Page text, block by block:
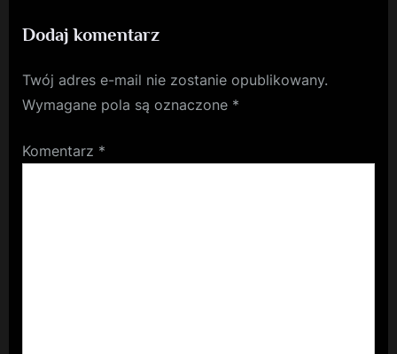
Dodaj komentarz
Twój adres e-mail nie zostanie opublikowany.
Wymagane pola są oznaczone *
Komentarz *